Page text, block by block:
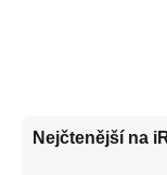
Nejčtenější na